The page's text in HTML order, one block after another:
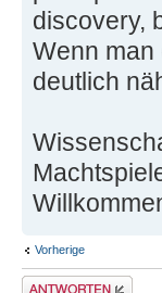
discovery,
Wenn man
deutlich
Vorherige
Antwort erstellen